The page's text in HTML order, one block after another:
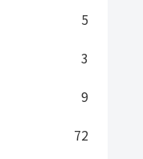
5
3
9
72